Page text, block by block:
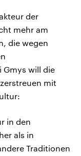
der
mehr am
die wegen
Gmys will die
mit
in den
als in
Traditionen